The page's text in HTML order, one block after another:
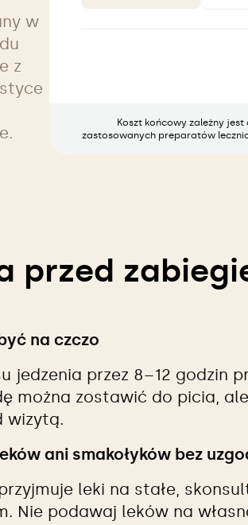
w
z
Koszt końcowy zależny
zastosowanych preparatów
przed
na czczo
jedzenia przez 8–12 godzin
można zostawić do picia,
wizytą.
ani smakołyków bez
leki na stałe,
Nie podawaj leków na